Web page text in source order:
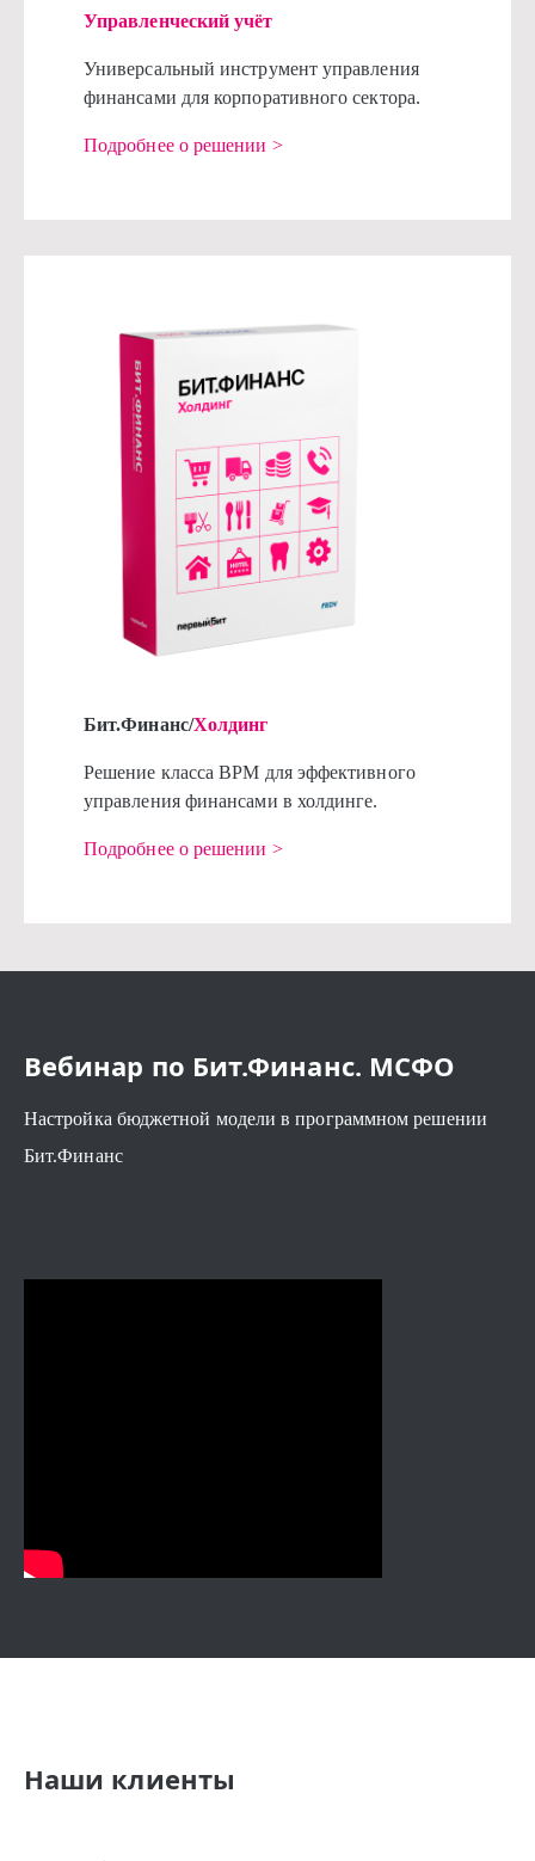
Управленческий учёт
Универсальный инструмент управления
финансами для корпоративного сектора.
Подробнее о решении >
Бит.Финанс/Холдинг
Решение класса BPM для эффективного
управления финансами в холдинге.
Подробнее о решении >
Вебинар по Бит.Финанс. МСФО
Настройка бюджетной модели в программном решении
Бит.Финанс
Наши клиенты